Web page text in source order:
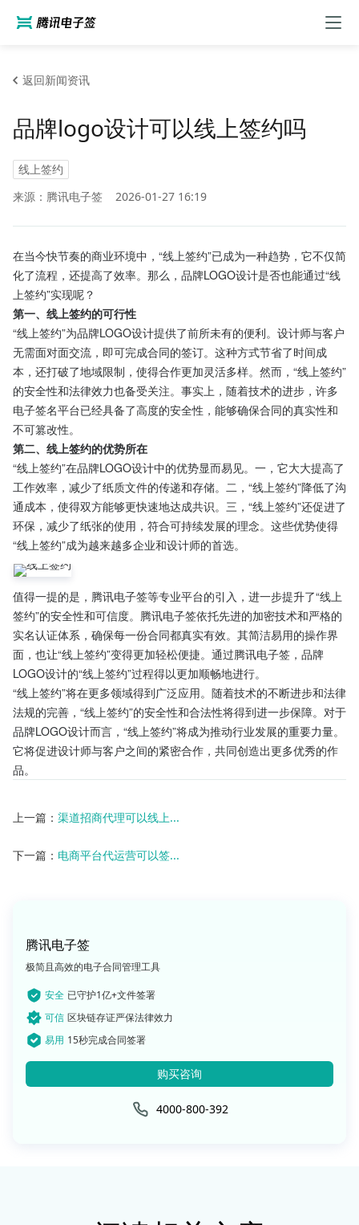
返回新闻资讯
品牌logo设计可以线上签约吗
线上签约
来源：腾讯电子签
2026-01-27 16:19
在当今快节奏的商业环境中，“线上签约”已成为一种趋势，它不仅简
化了流程，还提高了效率。那么，品牌LOGO设计是否也能通过“线
上签约”实现呢？
第一、线上签约的可行性
“线上签约”为品牌LOGO设计提供了前所未有的便利。设计师与客户
无需面对面交流，即可完成合同的签订。这种方式节省了时间成
本，还打破了地域限制，使得合作更加灵活多样。然而，“线上签约”
的安全性和法律效力也备受关注。事实上，随着技术的进步，许多
电子签名平台已经具备了高度的安全性，能够确保合同的真实性和
不可篡改性。
第二、线上签约的优势所在
“线上签约”在品牌LOGO设计中的优势显而易见。一，它大大提高了
工作效率，减少了纸质文件的传递和存储。二，“线上签约”降低了沟
通成本，使得双方能够更快速地达成共识。三，“线上签约”还促进了
环保，减少了纸张的使用，符合可持续发展的理念。这些优势使得
“线上签约”成为越来越多企业和设计师的首选。
值得一提的是，腾讯电子签等专业平台的引入，进一步提升了“线上
签约”的安全性和可信度。腾讯电子签依托先进的加密技术和严格的
实名认证体系，确保每一份合同都真实有效。其简洁易用的操作界
面，也让“线上签约”变得更加轻松便捷。通过腾讯电子签，品牌
LOGO设计的“线上签约”过程得以更加顺畅地进行。
“线上签约”将在更多领域得到广泛应用。随着技术的不断进步和法律
法规的完善，“线上签约”的安全性和合法性将得到进一步保障。对于
品牌LOGO设计而言，“线上签约”将成为推动行业发展的重要力量。
它将促进设计师与客户之间的紧密合作，共同创造出更多优秀的作
品。
上一篇： 渠道招商代理可以线上...
下一篇： 电商平台代运营可以签...
腾讯电子签
极简且高效的电子合同管理工具
安全 已守护1亿+文件签署
可信 区块链存证严保法律效力
易用 15秒完成合同签署
购买咨询
4000-800-392